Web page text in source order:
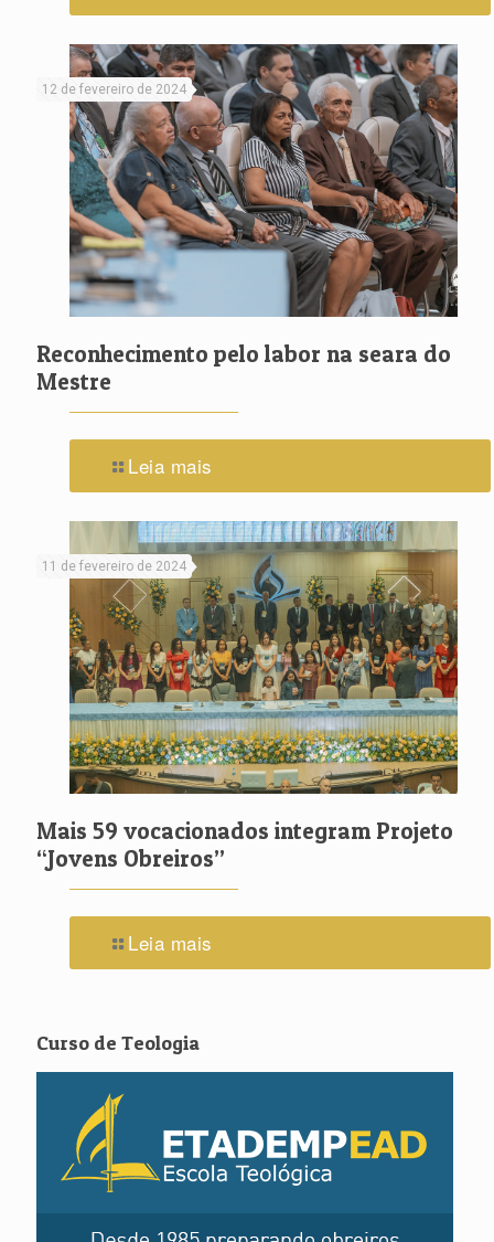
12 de fevereiro de 2024
Reconhecimento pelo labor na seara do
Mestre
Leia mais
11 de fevereiro de 2024
Mais 59 vocacionados integram Projeto
“Jovens Obreiros”
Leia mais
Curso de Teologia